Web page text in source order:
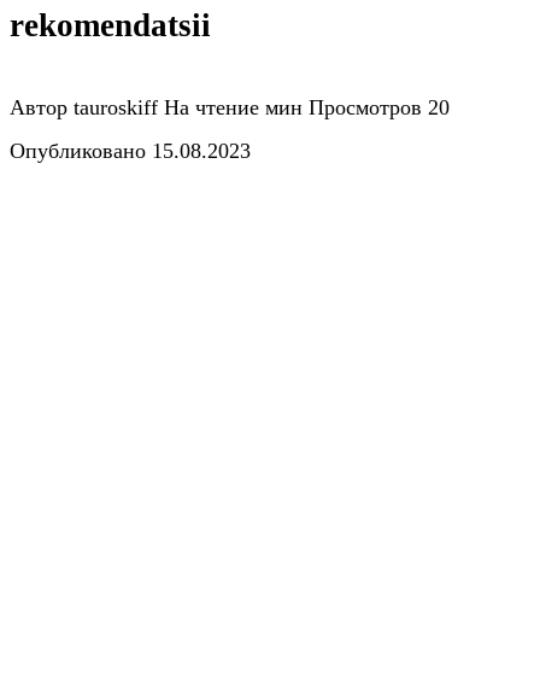
rekomendatsii
Автор tauroskiff На чтение мин Просмотров 20
Опубликовано 15.08.2023